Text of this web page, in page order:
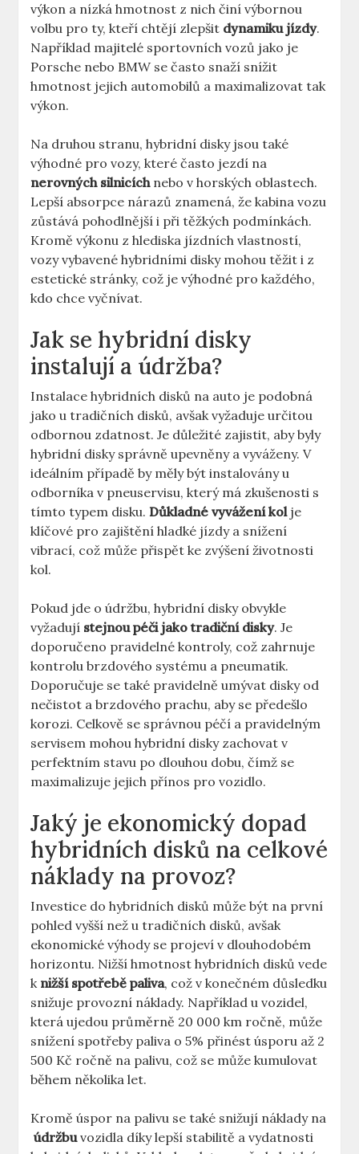
výkon​ a nízká hmotnost z nich ⁢činí výbornou⁣
volbu pro ty, kteří ​chtějí zlepšit dynamiku jízdy.⁢
Například majitelé sportovních ⁣vozů jako⁤ je
Porsche nebo BMW se často snaží​ snížit
hmotnost jejich automobilů ​a maximalizovat tak
‌výkon.
Na ⁣druhou⁣ stranu, hybridní disky jsou⁣ také
výhodné ‌pro⁤ vozy,⁢ které často ‌jezdí na
nerovných‍ silnicíchnebo‍ v ​horských oblastech.
Lepší absorpce nárazů znamená, že kabina vozu
zůstává pohodlnější i při těžkých podmínkách.
Kromě ​výkonu z hlediska jízdních vlastností,
vozy vybavené hybridními ⁣disky mohou těžit i z
estetické stránky, ​což je výhodné pro každého,⁢
kdo chce vyčnívat.
Jak⁣ se​ hybridní disky
instalují a‍ údržba?
Instalace hybridních disků ‌na auto je podobná​
jako u tradičních disků, avšak vyžaduje ⁢určitou
odbornou zdatnost. Je důležité zajistit, aby byly⁣
hybridní ⁢disky správně ⁣upevněny a vyváženy. V
ideálním případě⁤ by měly být⁤ instalovány u
odborníka v⁤ pneuservisu,⁤ který má ​zkušenosti ‌s
tímto typem disku.Důkladné vyvážení kolje
klíčové pro zajištění hladké jízdy⁣ a ‍snížení
vibrací, což může přispět ke zvýšení životnosti
kol.
Pokud jde o údržbu, hybridní ⁢disky obvykle
vyžadují stejnou péči ‍jako tradiční​ disky.⁤ Je
doporučeno pravidelné kontroly, což zahrnuje​
kontrolu brzdového ‌systému​ a pneumatik.
Doporučuje se také pravidelně umývat ⁣disky ⁢od
nečistot a brzdového prachu, aby se‍ předešlo
korozi. Celkově se správnou‍ péčí a pravidelným
servisem mohou hybridní disky ⁢zachovat v
perfektním ⁤stavu ⁤po dlouhou‌ dobu,⁤ čímž se
maximalizuje jejich přínos pro vozidlo.
Jaký je⁢ ekonomický dopad
hybridních disků ​na celkové
náklady na ⁤provoz?
Investice‌ do hybridních⁣ disků‌ může být na⁤ první
pohled⁣ vyšší než u tradičních disků,‍ avšak
⁤ekonomické výhody se projeví v dlouhodobém
horizontu. Nižší hmotnost​ hybridních ​disků vede
k nižší spotřebě⁤ paliva, což v ‍konečném důsledku
snižuje​ provozní ⁣náklady. ⁣Například‍ u ‍vozidel,
která ujedou průměrně 20 000 km⁤ ročně, může
snížení spotřeby ​paliva o⁤ 5% ⁣přinést úsporu ‍až 2
500⁣ Kč ročně na⁣ palivu, což se může kumulovat
během několika let.
Kromě úspor na ⁢palivu se ⁣také ​snižují náklady na
‌údržbuvozidla díky lepší ​stabilitě a vydatnosti